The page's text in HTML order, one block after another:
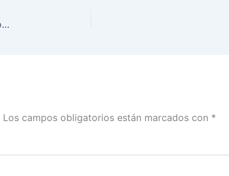
INE Quintana Roo sorteará en enero 16 mampara y bastidores en el estado para difundir propaganda de partidos políticos y promocionar voto razonado de ciudadanía
Los campos obligatorios están marcados con *